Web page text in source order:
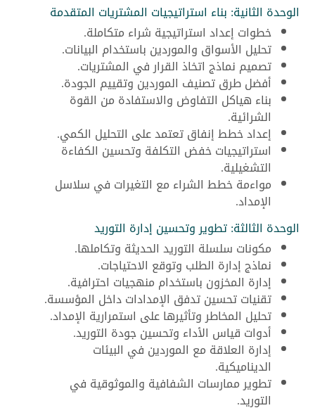
الوحدة الثانية: بناء استراتيجيات المشتريات المتقدمة
خطوات إعداد استراتيجية شراء متكاملة.
تحليل الأسواق والموردين باستخدام البيانات.
تصميم نماذج اتخاذ القرار في المشتريات.
أفضل طرق تصنيف الموردين وتقييم الجودة.
بناء هياكل التفاوض والاستفادة من القوة
الشرائية.
إعداد خطط إنفاق تعتمد على التحليل الكمي.
استراتيجيات خفض التكلفة وتحسين الكفاءة
التشغيلية.
مواءمة خطط الشراء مع التغيرات في سلاسل
الإمداد.
الوحدة الثالثة: تطوير وتحسين إدارة التوريد
مكونات سلسلة التوريد الحديثة وتكاملها.
نماذج إدارة الطلب وتوقع الاحتياجات.
إدارة المخزون باستخدام منهجيات احترافية.
تقنيات تحسين تدفق الإمدادات داخل المؤسسة.
تحليل المخاطر وتأثيرها على استمرارية الإمداد.
أدوات قياس الأداء وتحسين جودة التوريد.
إدارة العلاقة مع الموردين في البيئات
الديناميكية.
تطوير ممارسات الشفافية والموثوقية في
التوريد.